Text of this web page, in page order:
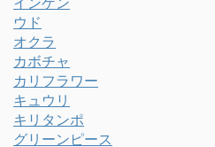
ウド
オクラ
カボチャ
カリフラワー
キュウリ
キリタンポ
グリーンピース